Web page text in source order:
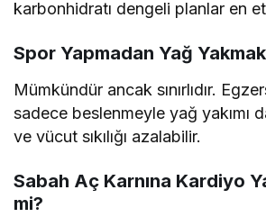
karbonhidratı dengeli planlar en
Spor Yapmadan Yağ
Mümkündür ancak sınırlıdır.
sadece beslenmeyle yağ yakımı
ve vücut sıkılığı azalabilir.
Sabah Aç Karnına Kardiyo
mi?